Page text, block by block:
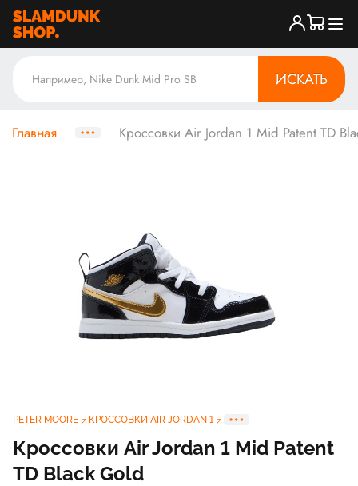
ИСКАТЬ
Главная Кроссовки Air Jordan 1 Mid Patent TD
PETER MOORE КРОССОВКИ AIR JORDAN 1
Кроссовки Air Jordan 1 Mid Patent
TD Black Gold